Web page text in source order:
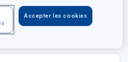
Accepter les cookies